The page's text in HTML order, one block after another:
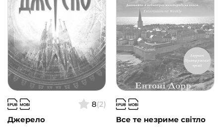
8(2)
Джерело
Все те незриме світло